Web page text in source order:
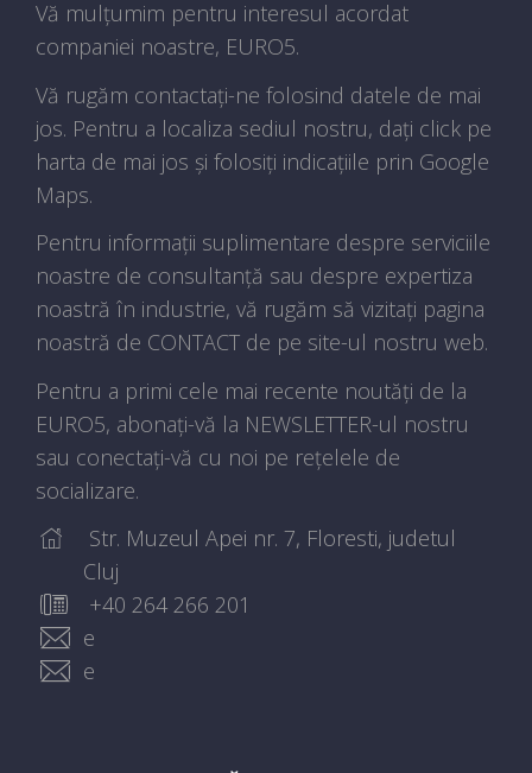
Vă mulțumim pentru interesul acordat
companiei noastre, EURO5.
Vă rugăm contactați-ne folosind datele de mai
jos. Pentru a localiza sediul nostru, dați click pe
harta de mai jos și folosiți indicațiile prin Google
Maps.
Pentru informații suplimentare despre serviciile
noastre de consultanță sau despre expertiza
noastră în industrie, vă rugăm să vizitați pagina
noastră de CONTACT de pe site-ul nostru web.
Pentru a primi cele mai recente noutăți de la
EURO5, abonați-vă la NEWSLETTER-ul nostru
sau conectați-vă cu noi pe rețelele de
socializare.
Str. Muzeul Apei nr. 7, Floresti, judetul
Cluj
+40 264 266 201
e
e